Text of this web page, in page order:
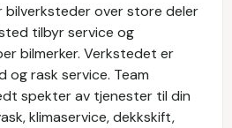
bilverksteder over store deler
tilbyr service og
bilmerker. Verkstedet er
rask service. Team
spekter av tjenester til din
klimaservice, dekkskift,